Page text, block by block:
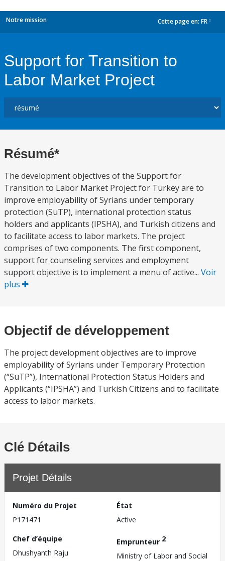
Notre mission Cette page en: FR
Support for Transition to
Labor Market Project
Résumé*
The development objectives of the Support for
Transition to Labor Market Project for Turkey are to
improve employability of Syrians under temporary
protection (SuTP), international protection status
holders and applicants (IPSHA), and Turkish citizens and
to facilitate access to labor markets. The project
comprises of two components. The first component,
support for counseling services and employment
support objective is to implement a menu of active... Voir
plus
Objectif de développement
The project development objectives are to improve
employability of Syrians under Temporary Protection
(“SuTP”), International Protection Status Holders and
Applicants (“IPSHA”) and Turkish Citizens and to facilitate
access to labor markets.
Clé Détails
Projet Détails
Numéro du Projet
P171471
État
Active
Chef d’équipe
Dhushyanth Raju
Emprunteur 2
Ministry of Labor and Social